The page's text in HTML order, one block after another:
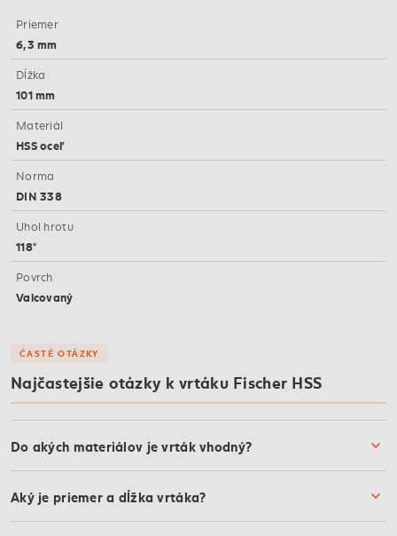
Priemer
6,3 mm
Dĺžka
101 mm
Materiál
HSS oceľ
Norma
DIN 338
Uhol hrotu
118°
Povrch
Valcovaný
ČASTÉ OTÁZKY
Najčastejšie otázky k vrtáku Fischer HSS
Do akých materiálov je vrták vhodný?
Aký je priemer a dĺžka vrtáka?